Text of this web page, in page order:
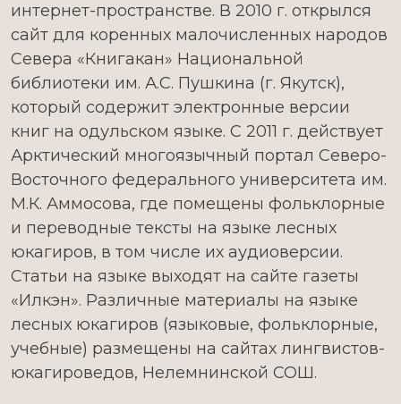
интернет-пространстве. В 2010 г. открылся
сайт для коренных малочисленных народов
Севера «Книгакан» Национальной
библиотеки им. А.С. Пушкина (г. Якутск),
который содержит электронные версии
книг на одульском языке. С 2011 г. действует
Арктический многоязычный портал Северо-
Восточного федерального университета им.
М.К. Аммосова, где помещены фольклорные
и переводные тексты на языке лесных
юкагиров, в том числе их аудиоверсии.
Статьи на языке выходят на сайте газеты
«Илкэн». Различные материалы на языке
лесных юкагиров (языковые, фольклорные,
учебные) размещены на сайтах лингвистов-
юкагироведов, Нелемнинской СОШ.